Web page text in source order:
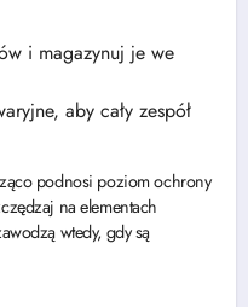
i magazynuj je we
aby cały zespół
podnosi poziom ochrony
na elementach
wtedy, gdy są